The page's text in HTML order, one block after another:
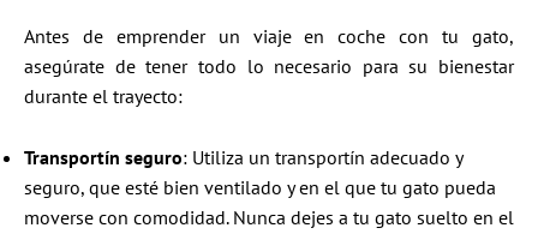
Antes de emprender un viaje en coche con tu gato,
asegúrate de tener todo lo necesario para su bienestar
durante el trayecto:
Transportín seguro: Utiliza un transportín adecuado y
seguro, que esté bien ventilado y en el que tu gato pueda
moverse con comodidad. Nunca dejes a tu gato suelto en el